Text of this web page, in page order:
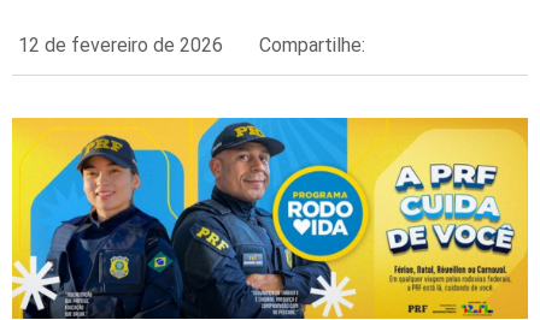
12 de fevereiro de 2026 Compartilhe: